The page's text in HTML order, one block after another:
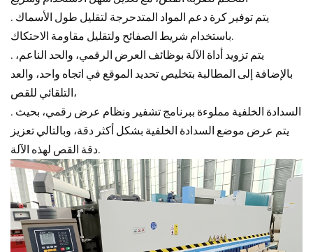
. يتم توفير كرة دعم المواد المتدحرجة لتقليل طول الأسماك
باستخدام شريط الصفائح ولتقليل مقاومة الاحتكاك.
. يتم تزويد أداة الآلة بوظائف العرض الرقمي، والحد الناعم،
بالإضافة إلى المطالبة بتخليص تحديد الموقع في اتجاه واحد، والعد
التلقائي للقص،
. السدادة الخلفية مملوءة ببرنامج تشفير ونظام عرض رقمي، بحيث
يتم عرض موضع السدادة الخلفية بشكل أكثر دقة، وبالتالي تعزيز
دقة القص لهذه الآلة.